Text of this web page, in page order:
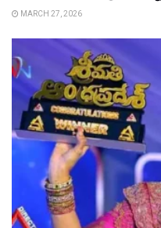
MARCH 27, 2026